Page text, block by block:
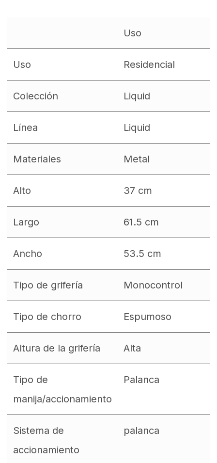
Uso
Uso Residencial
Colección Liquid
Línea Liquid
Materiales Metal
Alto 37 cm
Largo 61.5 cm
Ancho 53.5 cm
Tipo de grifería Monocontrol
Tipo de chorro Espumoso
Altura de la grifería Alta
Tipo de
manija/accionamiento
Palanca
Sistema de
accionamiento
palanca